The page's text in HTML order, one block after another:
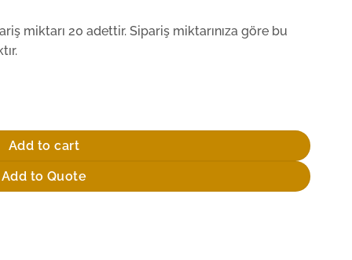
miktarı 20 adettir. Sipariş miktarınıza göre bu
Add to cart
Add to Quote